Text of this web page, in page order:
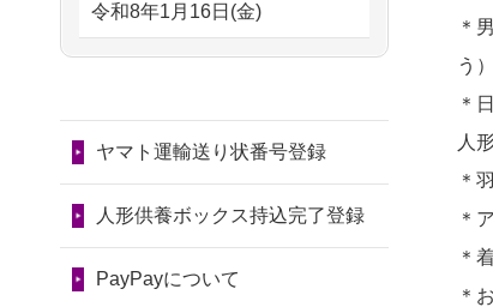
＊
う
＊
人
＊
＊
＊
＊
2026/08/01 19:28
東京都の方からお申込み
東京都の方からお申込み
2026/07/31 17:28
頼出来る点と申込までの方法
2026/07/11思い出のある人形
達を、ちゃんと供養したく、
2026/07/10家から近かったの
で。
供養祭までお人形はどうなっ
てるのですか？
が、きちんと供養してもらえ
るのですか？
お願いできますか？
令和8年1月16日(金)
第81回人形供養祭
第80回人形供養祭
第79回人形供養祭
令和7年8月2日(土)
ヤマト運輸送り状番号登録
人形供養ボックス持込完了登録
PayPayについて